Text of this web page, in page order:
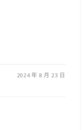
2024 年 8 月 23 日